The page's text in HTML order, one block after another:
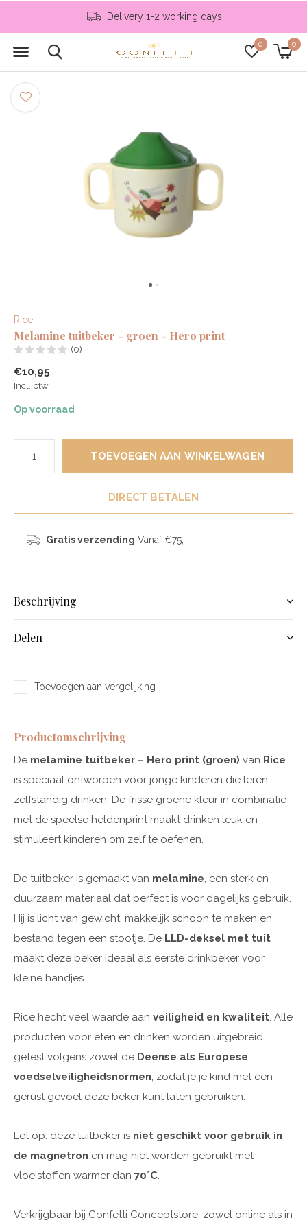
0 0
Delivery 1-2 working days
Rice
Melamine tuitbeker - groen - Hero print
(0)
€10,95
Incl. btw
Op voorraad
TOEVOEGEN AAN WINKELWAGEN
DIRECT BETALEN
Gratis verzending Vanaf €75,-
Beschrijving
Delen
Toevoegen aan vergelijking
Productomschrijving
De melamine tuitbeker – Hero print (groen) van Rice
is speciaal ontworpen voor jonge kinderen die leren
zelfstandig drinken. De frisse groene kleur in combinatie
met de speelse heldenprint maakt drinken leuk en
stimuleert kinderen om zelf te oefenen.
De tuitbeker is gemaakt van melamine, een sterk en
duurzaam materiaal dat perfect is voor dagelijks gebruik.
Hij is licht van gewicht, makkelijk schoon te maken en
bestand tegen een stootje. De LLD-deksel met tuit
maakt deze beker ideaal als eerste drinkbeker voor
kleine handjes.
Rice hecht veel waarde aan veiligheid en kwaliteit. Alle
producten voor eten en drinken worden uitgebreid
getest volgens zowel de Deense als Europese
voedselveiligheidsnormen, zodat je je kind met een
gerust gevoel deze beker kunt laten gebruiken.
Let op: deze tuitbeker is niet geschikt voor gebruik in
de magnetron en mag niet worden gebruikt met
vloeistoffen warmer dan 70°C.
Verkrijgbaar bij Confetti Conceptstore, zowel online als in